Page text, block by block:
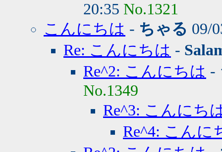
20:35 No.1321
こんにちは - ちゃる 09/
Re: こんにちは -
Re^2: こんにちは -
No.1349
Re^3: こんにち
Re^4: こんに